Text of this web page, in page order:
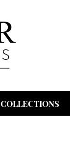
COLLECTIONS